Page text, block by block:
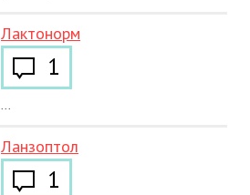
Лактонорм
1
...
Ланзоптол
1